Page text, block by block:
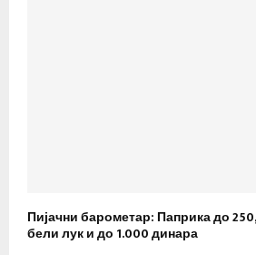
Пијачни барометар: Паприка до
бели лук и до 1.000 динара